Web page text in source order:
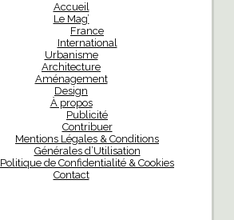
Accueil
Le Mag’
France
International
Urbanisme
Architecture
Aménagement
Design
À propos
Publicité
Contribuer
Mentions Légales & Conditions
Générales d’Utilisation
Politique de Confidentialité & Cookies
Contact